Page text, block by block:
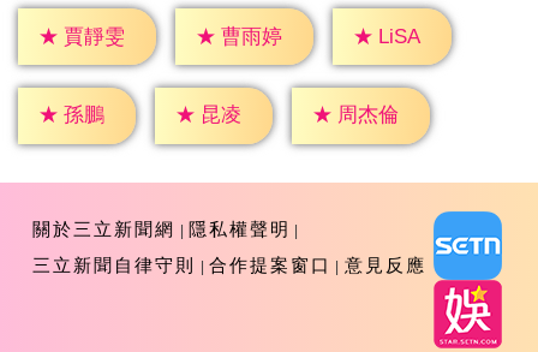
★ 賈靜雯 ★ 曹雨婷 ★ LiSA
★ 孫鵬 ★ 昆凌 ★ 周杰倫
關於三立新聞網
隱私權聲明
三立新聞自律守則
合作提案窗口 意見反應